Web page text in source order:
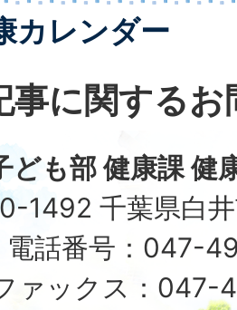
カレンダー
事に関する
ども部 健康課 健
1492 千葉県白
電話番号：047-
ァックス：047-